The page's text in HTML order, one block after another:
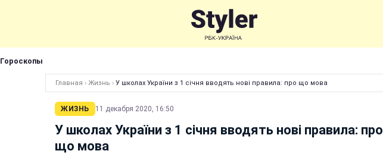
Гороскопы
Главная › Жизнь › У школах України з 1 січня вводять нові правила: про що мова
ЖИЗНЬ 11 декабря 2020, 16:50
У школах України з 1 січня вводять нові правила: про
що мова